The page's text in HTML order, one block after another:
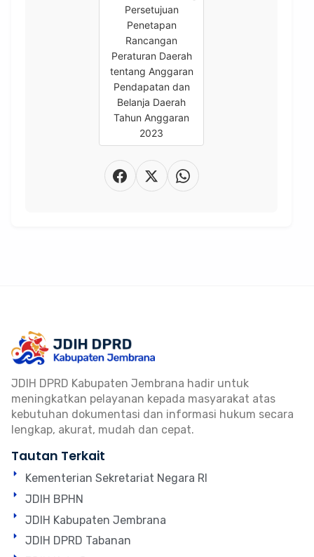
JDIH DPRD Kabupaten Jembrana hadir untuk
meningkatkan pelayanan kepada masyarakat atas
kebutuhan dokumentasi dan informasi hukum secara
lengkap, akurat, mudah dan cepat.
Tautan Terkait
Kementerian Sekretariat Negara RI
JDIH BPHN
JDIH Kabupaten Jembrana
JDIH DPRD Tabanan